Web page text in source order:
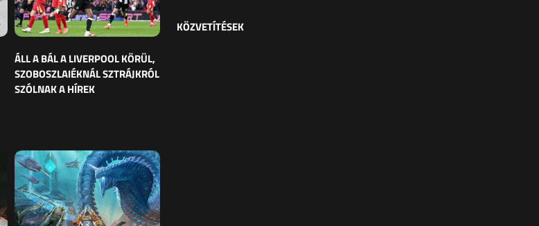
ÁLL A BÁL A LIVERPOOL KÖRÜL,
SZOBOSZLAIÉKNÁL SZTRÁJKRÓL
SZÓLNAK A HÍREK
KÖZVETÍTÉSEK